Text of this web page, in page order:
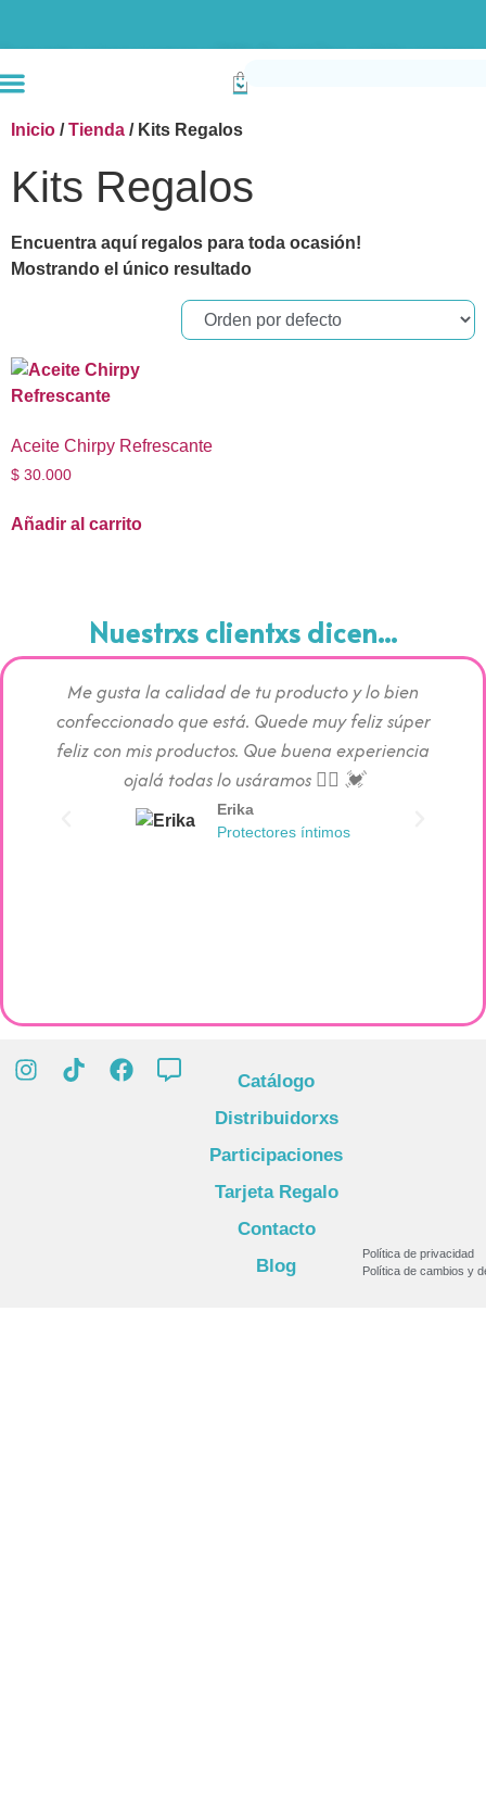
Inicio /Tienda / Kits Regalos
Kits Regalos
Encuentra aquí regalos para toda ocasión!
Mostrando el único resultado
Aceite Chirpy Refrescante
$ 30.000
Añadir al carrito
Nuestrxs clientxs dicen...
Me gusta la calidad de tu producto y lo bien
confeccionado que está. Quede muy feliz súper
feliz con mis productos. Que buena experiencia
ojalá todas lo usáramos 👯‍♀️ 💓
Erika
Protectores íntimos
Catálogo
Distribuidorxs
Participaciones
Tarjeta Regalo
Contacto
Blog
Política de privacidad
Política de cambios y